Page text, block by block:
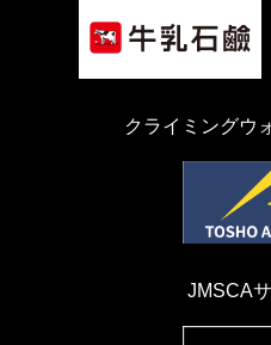
クライミングウ
JMSCA